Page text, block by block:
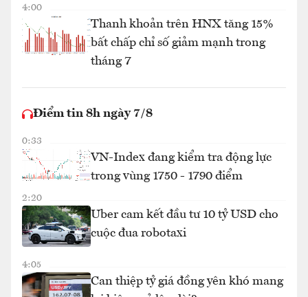
4:00
Thanh khoản trên HNX tăng 15%
bất chấp chỉ số giảm mạnh trong
tháng 7
Điểm tin 8h ngày 7/8
0:33
VN-Index đang kiểm tra động lực
trong vùng 1750 - 1790 điểm
2:20
Uber cam kết đầu tư 10 tỷ USD cho
cuộc đua robotaxi
4:05
Can thiệp tỷ giá đồng yên khó mang